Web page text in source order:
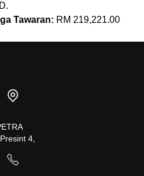
Tawaran: RM 219,221.00
4,